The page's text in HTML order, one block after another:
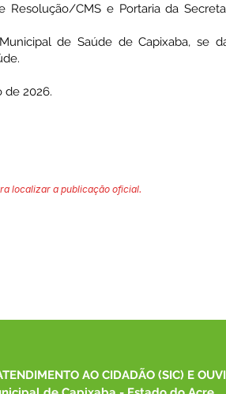
CMS e Portaria da
de Saúde de Capixaba, se
de 2026.
localizar a publicação oficial.
AO CIDADÃO (SIC) E